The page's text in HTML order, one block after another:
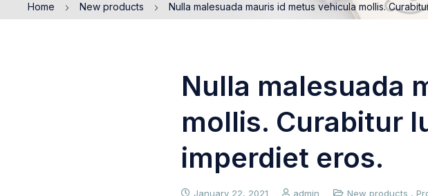
Home New products Nulla malesuada mauris id metus vehicula mollis.
Nulla malesuada
mollis. Curabitur
imperdiet eros.
January 22, 2021 admin New products ,